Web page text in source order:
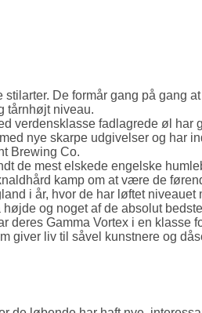
De formår gang på gang
tårnhøjt niveau.
verdensklasse fadlagrede øl
nye skarpe udgivelser og har
Brewing Co.
de mest elskede engelske
kamp om at være de
i år, hvor de har løftet
og noget af de absolut
Gamma Vortex i en klasse
giver liv til såvel kunstnere og